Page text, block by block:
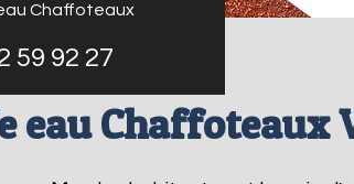
Chaffoteaux
59 92 27
eau Chaffoteaux